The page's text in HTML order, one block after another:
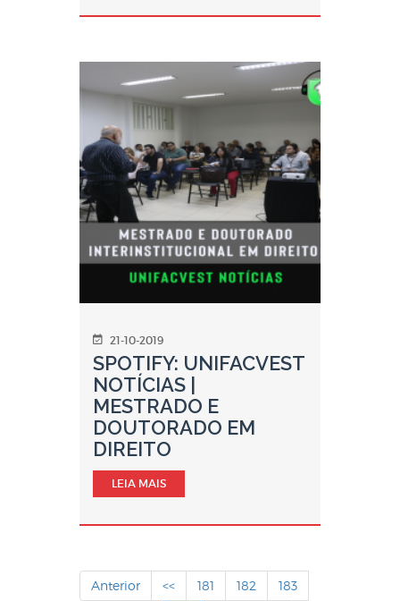
21-10-2019
SPOTIFY: UNIFACVEST
NOTÍCIAS |
MESTRADO E
DOUTORADO EM
DIREITO
LEIA MAIS
Anterior << 181 182
183